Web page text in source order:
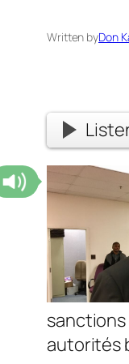
Written byDon
sanctions
autorités